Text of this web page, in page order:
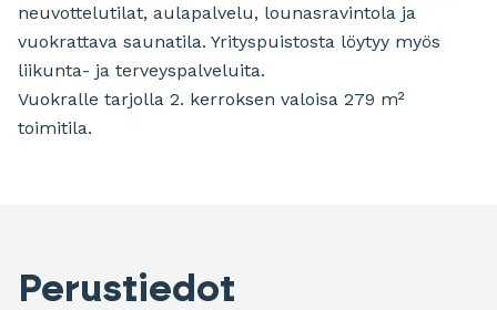
neuvottelutilat, aulapalvelu, lounasravintola ja
vuokrattava saunatila. Yrityspuistosta löytyy myös
liikunta- ja terveyspalveluita.
Vuokralle tarjolla 2. kerroksen valoisa 279 m²
toimitila.
Perustiedot